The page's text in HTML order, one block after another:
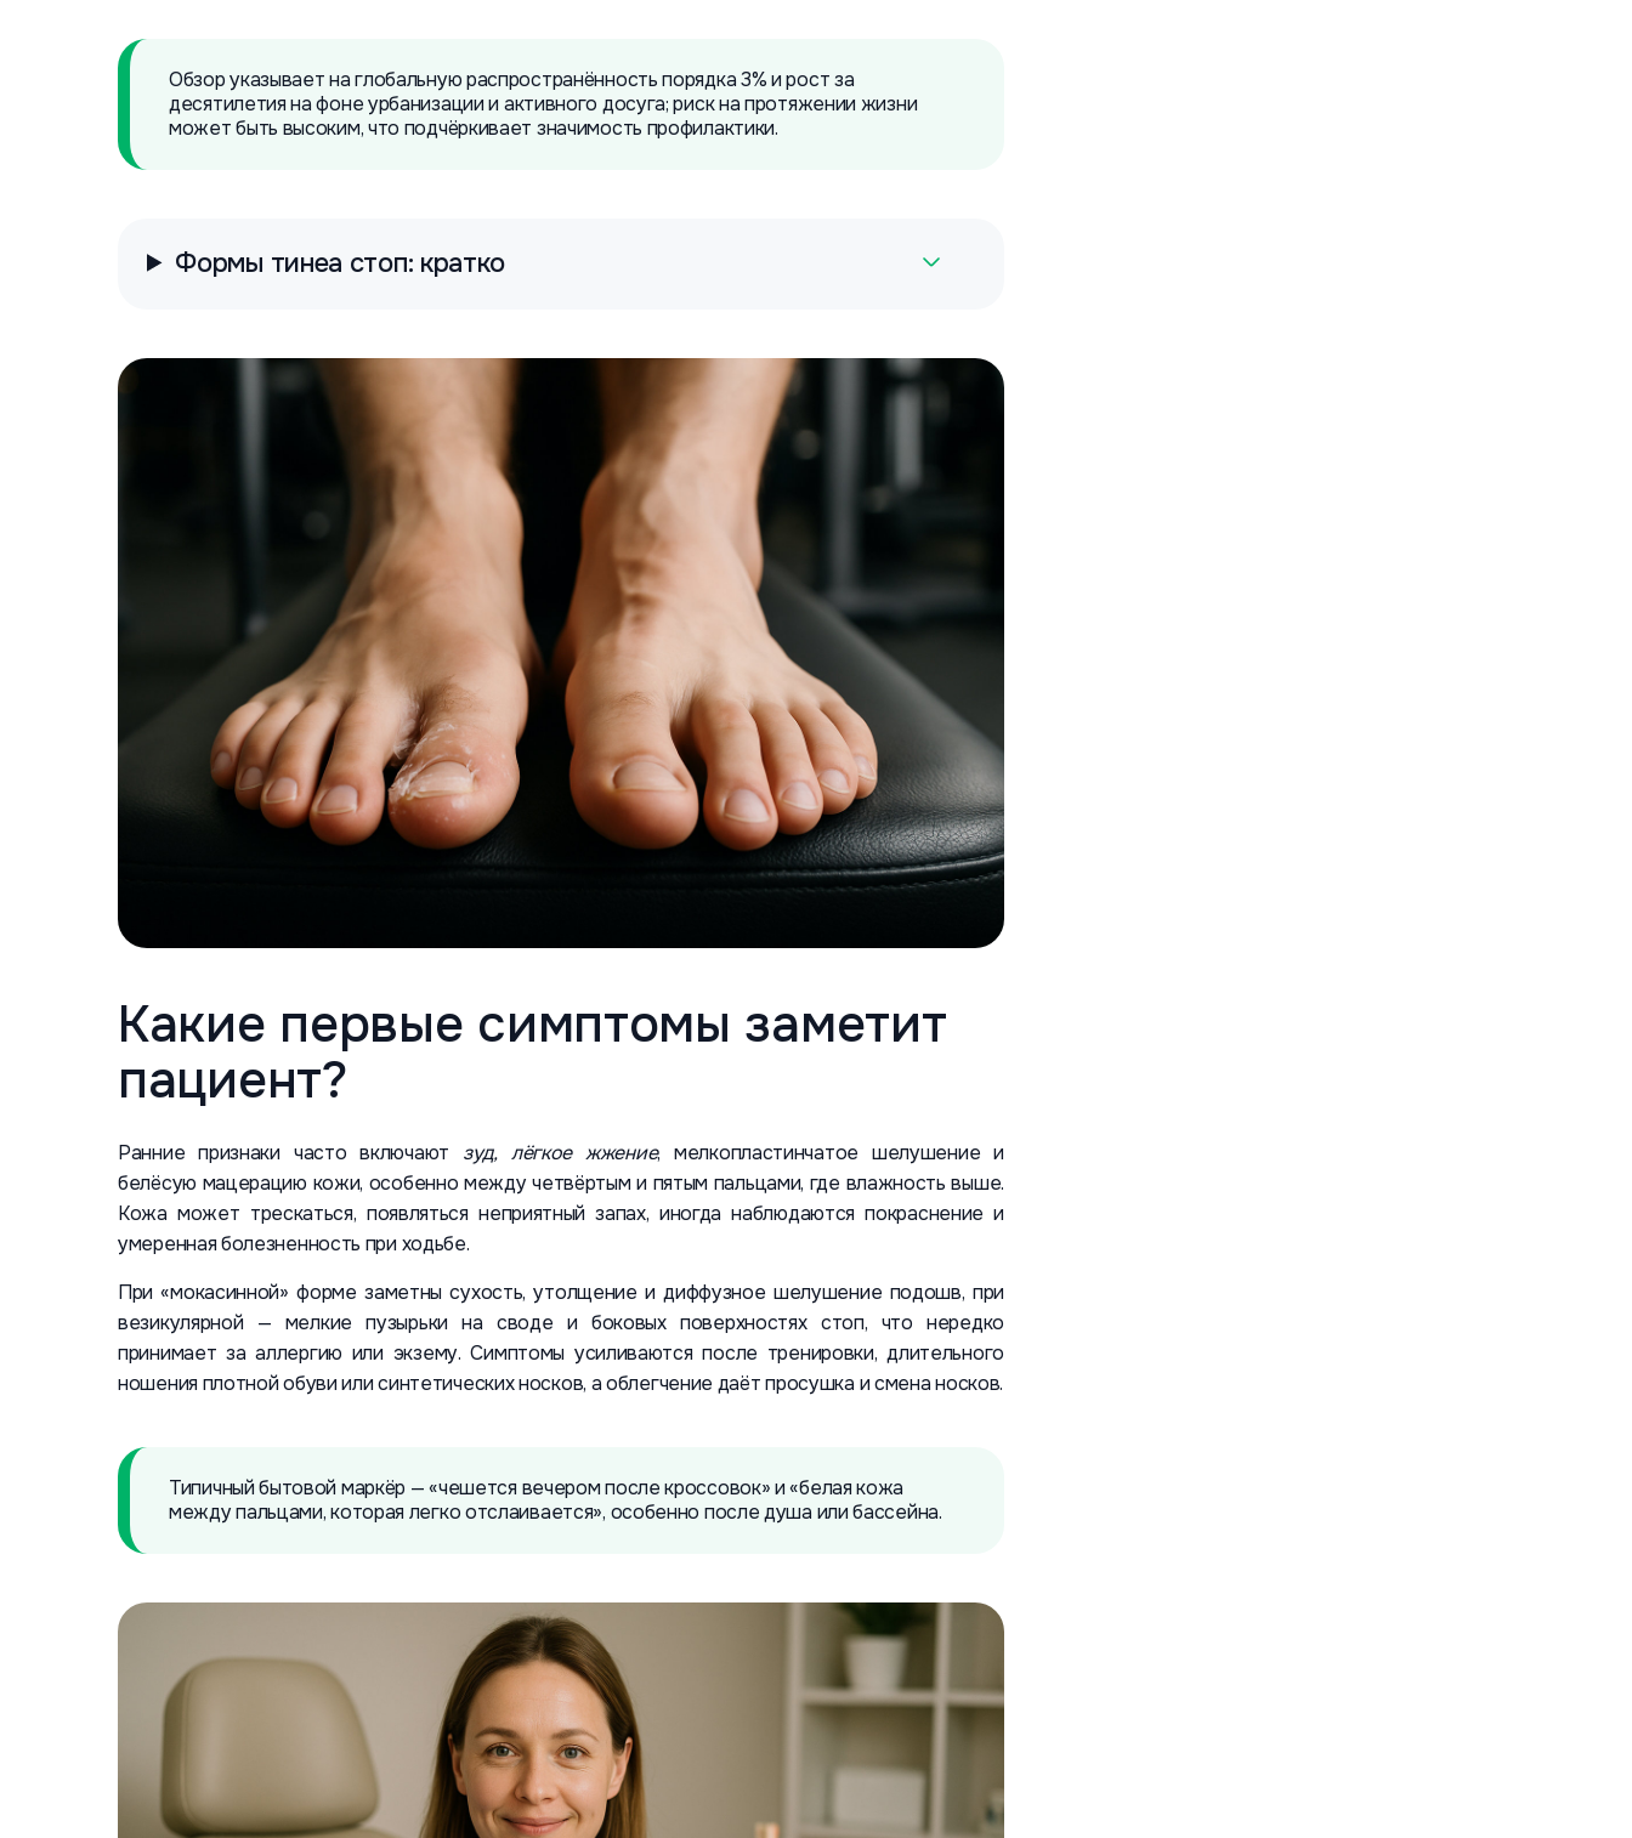
Обзор указывает на глобальную распространённость порядка 3% и рост за
десятилетия на фоне урбанизации и активного досуга; риск на протяжении жизни
может быть высоким, что подчёркивает значимость профилактики.
Формы тинеа стоп: кратко
Какие первые симптомы заметит
пациент?
Ранние признаки часто включают зуд, лёгкое жжение, мелкопластинчатое шелушение и
белёсую мацерацию кожи, особенно между четвёртым и пятым пальцами, где влажность выше.
Кожа может трескаться, появляться неприятный запах, иногда наблюдаются покраснение и
умеренная болезненность при ходьбе.
При «мокасинной» форме заметны сухость, утолщение и диффузное шелушение подошв, при
везикулярной — мелкие пузырьки на своде и боковых поверхностях стоп, что нередко
принимает за аллергию или экзему. Симптомы усиливаются после тренировки, длительного
ношения плотной обуви или синтетических носков, а облегчение даёт просушка и смена носков.
Типичный бытовой маркёр — «чешется вечером после кроссовок» и «белая кожа
между пальцами, которая легко отслаивается», особенно после душа или бассейна.